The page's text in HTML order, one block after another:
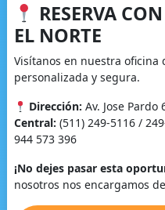
RESERVA
EL NORTE
Visítanos en nuestra oficina
personalizada y segura.
Dirección: Av. Jose
Central: (511) 249-5116 /
944 573 396
¡No dejes pasar esta
nosotros nos encargamos